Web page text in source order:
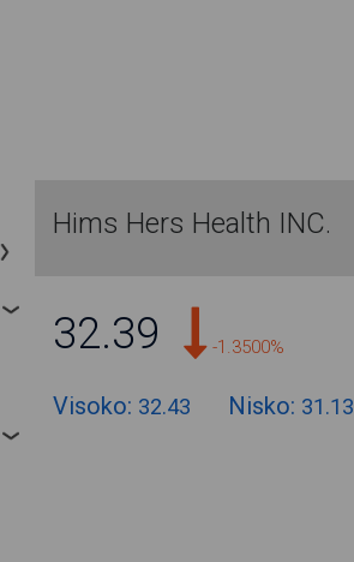
Hims Hers Health INC.
32.39 -1.3500%
Visoko: 32.43 Nisko: 31.13